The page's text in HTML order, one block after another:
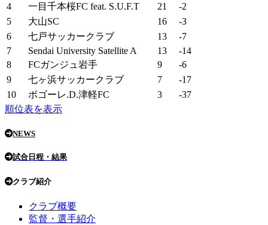
4
一目千本桜FC feat. S.U.F.T 21
-2
5
大山SC 16
-3
6
七戸サッカークラブ 13
-7
7
Sendai University Satellite A 13
-14
8
FCガンジュ岩手 9
-6
9
七ヶ浜サッカークラブ 7
-17
10
ボゴーレ.D.津軽FC 3
-37
順位表を表示
NEWS
試合日程・結果
クラブ紹介
クラブ概要
監督・選手紹介